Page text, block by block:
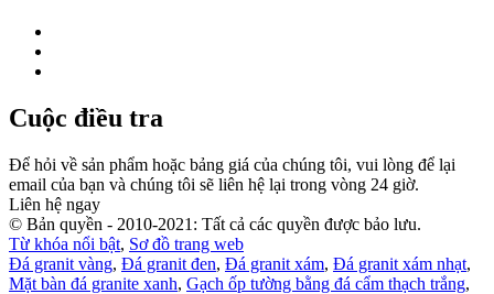
Cuộc điều tra
Để hỏi về sản phẩm hoặc bảng giá của chúng tôi, vui lòng để lại
email của bạn và chúng tôi sẽ liên hệ lại trong vòng 24 giờ.
Liên hệ ngay
© Bản quyền - 2010-2021: Tất cả các quyền được bảo lưu.
Từ khóa nổi bật, Sơ đồ trang web
Đá granit vàng, Đá granit đen, Đá granit xám, Đá granit xám nhạt,
Mặt bàn đá granite xanh, Gạch ốp tường bằng đá cẩm thạch trắng,